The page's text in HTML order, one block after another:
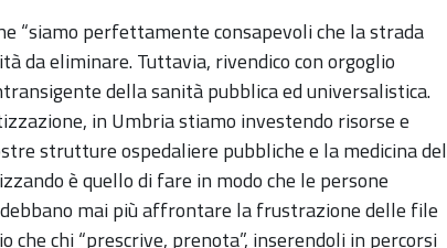
“siamo perfettamente consapevoli che la strada
da eliminare. Tuttavia, rivendico con orgoglio
della sanità pubblica ed universalistica.
in Umbria stiamo investendo risorse e
strutture ospedaliere pubbliche e la medicina del
è quello di fare in modo che le persone
mai più affrontare la frustrazione delle file
che chi “prescrive, prenota”, inserendoli in percorsi